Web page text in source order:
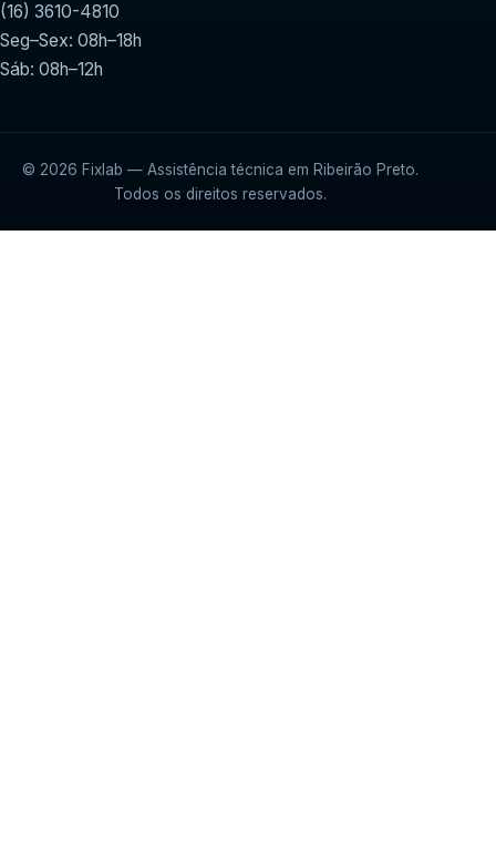
(16) 3610-4810
Seg–Sex: 08h–18h
Sáb: 08h–12h
© 2026 Fixlab — Assistência técnica em Ribeirão Preto.
Todos os direitos reservados.